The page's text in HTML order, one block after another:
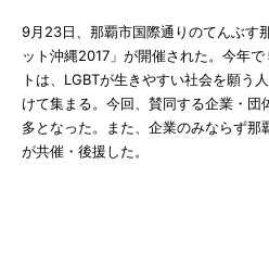
9月23日、那覇市国際通りのてんぶす
ット沖縄2017」が開催された。今年
トは、LGBTが生きやすい社会を願う
けて集まる。今回、賛同する企業・
多となった。また、企業のみならず
が共催・後援した。